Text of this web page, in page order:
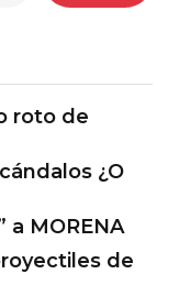
roto de
¿O
a MORENA
de